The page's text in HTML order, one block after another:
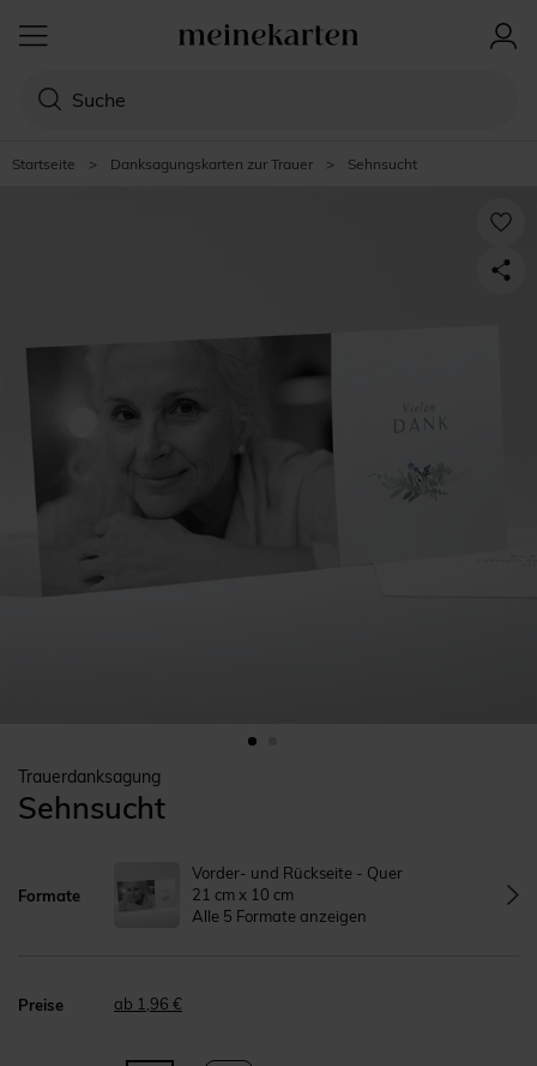
Startseite > Danksagungskarten zur Trauer > Sehnsucht
Trauerdanksagung
Sehnsucht
Formate
Vorder- und Rückseite - Quer
21 cm x 10 cm
Alle 5 Formate anzeigen
Preise ab 1,96 €